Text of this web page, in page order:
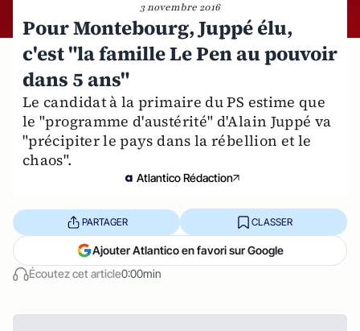
3 novembre 2016
Pour Montebourg, Juppé élu,
c'est "la famille Le Pen au pouvoir
dans 5 ans"
Le candidat à la primaire du PS estime que
le "programme d'austérité" d'Alain Juppé va
"précipiter le pays dans la rébellion et le
chaos".
Atlantico Rédaction
Écoutez cet article0:00min
PARTAGER CLASSER
Ajouter Atlantico en favori sur Google